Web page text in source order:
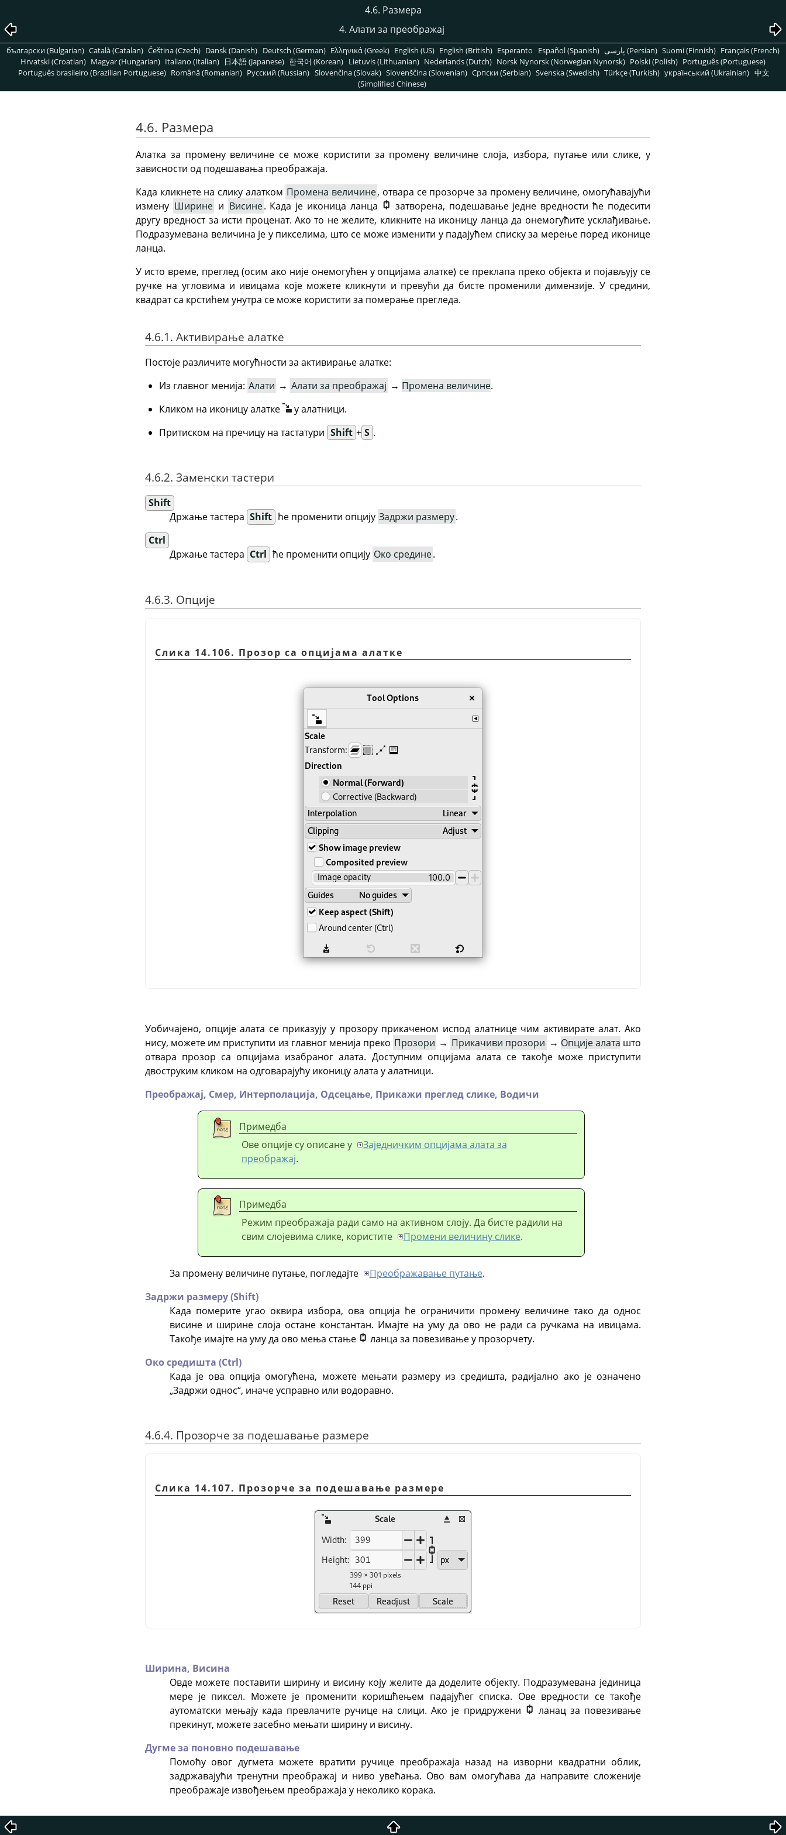
4.6. Размера
4. Алати за преображај
български (Bulgarian) Català (Catalan) Čeština (Czech) Dansk (Danish) Deutsch (German) Ελληνικά (Greek) English (US) English (British) Esperanto Español (Spanish) پارسی (Persian) Suomi (Finnish) Français (French)
Hrvatski (Croatian) Magyar (Hungarian) Italiano (Italian) 日本語 (Japanese) 한국어 (Korean) Lietuvis (Lithuanian) Nederlands (Dutch) Norsk Nynorsk (Norwegian Nynorsk) Polski (Polish) Português (Portuguese)
Português brasileiro (Brazilian Portuguese) Română (Romanian) Pусский (Russian) Slovenčina (Slovak) Slovenščina (Slovenian) Српски (Serbian) Svenska (Swedish) Türkçe (Turkish) український (Ukrainian) 中文
(Simplified Chinese)
4.6. Размера
Алатка за промену величине се може користити за промену величине слоја, избора, путање или слике, у
зависности од подешавања преображаја.
Када кликнете на слику алатком Промена величине, отвара се прозорче за промену величине, омогућавајући
измену Ширине и Висине. Када је иконица ланца
затворена, подешавање једне вредности ће подесити
другу вредност за исти проценат. Ако то не желите, кликните на иконицу ланца да онемогућите усклађивање.
Подразумевана величина је у пикселима, што се може изменити у падајућем списку за мерење поред иконице
ланца.
У исто време, преглед (осим ако није онемогућен у опцијама алатке) се преклапа преко објекта и појављују се
ручке на угловима и ивицама које можете кликнути и превући да бисте променили димензије. У средини,
квадрат са крстићем унутра се може користити за померање прегледа.
4.6.1. Активирање алатке
Постоје различите могућности за активирање алатке:
Из главног менија: Алати → Алати за преображај → Промена величине.
Кликом на иконицу алатке
у алатници.
Притиском на пречицу на тастатури Shift + S .
4.6.2. Заменски тастери
Shift
Држање тастера Shift ће променити опцију Задржи размеру.
Ctrl
Држање тастера Ctrl ће променити опцију Око средине.
4.6.3. Опције
Слика 14.106. Прозор са опцијама алатке
Уобичајено, опције алата се приказују у прозору прикаченом испод алатнице чим активирате алат. Ако
нису, можете им приступити из главног менија преко Прозори → Прикачиви прозори → Опције алата што
отвара прозор са опцијама изабраног алата. Доступним опцијама алата се такође може приступити
двоструким кликом на одговарајућу иконицу алата у алатници.
Преображај, Смер, Интерполација, Одсецање, Прикажи преглед слике, Водичи
Примедба
Ове опције су описане у
Заједничким опцијама алата за
преображај.
Примедба
Режим преображаја ради само на активном слоју. Да бисте радили на
свим слојевима слике, користите
Промени величину слике.
За промену величине путање, погледајте Преображавање путање.
Задржи размеру (Shift)
Када померите угао оквира избора, ова опција ће ограничити промену величине тако да однос
висине и ширине слоја остане константан. Имајте на уму да ово не ради са ручкама на ивицама.
Такође имајте на уму да ово мења стање
ланца за повезивање у прозорчету.
Око средишта (Ctrl)
Када је ова опција омогућена, можете мењати размеру из средишта, радијално ако је означено
„Задржи однос“, иначе усправно или водоравно.
4.6.4. Прозорче за подешавање размере
Слика 14.107. Прозорче за подешавање размере
Ширина, Висина
Овде можете поставити ширину и висину коју желите да доделите објекту. Подразумевана јединица
мере је пиксел. Можете је променити коришћењем падајућег списка. Ове вредности се такође
аутоматски мењају када превлачите ручице на слици. Ако је придружени
ланац за повезивање
прекинут, можете засебно мењати ширину и висину.
Дугме за поновно подешавање
Помоћу овог дугмета можете вратити ручице преображаја назад на изворни квадратни облик,
задржавајући тренутни преображај и ниво увећања. Ово вам омогућава да направите сложеније
преображаје извођењем преображаја у неколико корака.